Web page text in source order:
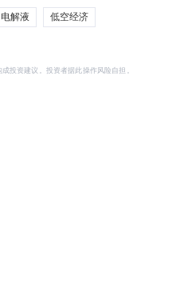
电解液 低空经济
投资建议。投资者据此操作风险自担。